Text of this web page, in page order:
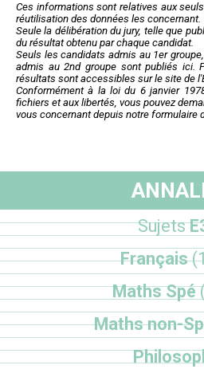
Ces informations sont relatives aux
réutilisation des données les concernant.
Seule la délibération du jury, telle que
du résultat obtenu par chaque candidat.
Seuls les candidats admis au 1er
admis au 2nd groupe sont publiés ici.
résultats sont accessibles sur le site de
Conformément à la loi du 6 janvier
fichiers et aux libertés, vous pouvez
vous concernant depuis notre formulaire
Sujets
Français
Maths Spé
Maths non-